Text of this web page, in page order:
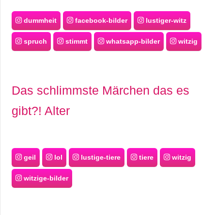
dummheit facebook-bilder lustiger-witz
spruch stimmt whatsapp-bilder witzig
Das schlimmste Märchen das es
gibt?! Alter
geil lol lustige-tiere tiere witzig
witzige-bilder